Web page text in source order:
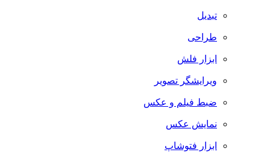
تبدیل
طراحی
ابزار فلش
ویرایشگر تصویر
ضبط فيلم و عكس
نمایش عکس
ابزار فتوشاپ